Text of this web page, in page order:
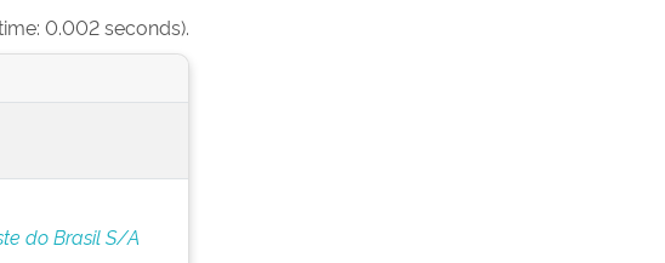
0.002 seconds).
do Brasil S/A